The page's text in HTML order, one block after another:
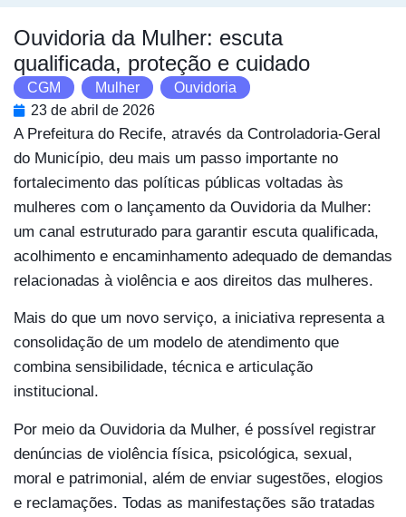
Ouvidoria da Mulher: escuta
qualificada, proteção e cuidado
CGM Mulher
Ouvidoria
23 de abril de 2026
A Prefeitura do Recife, através da Controladoria-Geral
do Município, deu mais um passo importante no
fortalecimento das políticas públicas voltadas às
mulheres com o lançamento da Ouvidoria da Mulher:
um canal estruturado para garantir escuta qualificada,
acolhimento e encaminhamento adequado de demandas
relacionadas à violência e aos direitos das mulheres.
Mais do que um novo serviço, a iniciativa representa a
consolidação de um modelo de atendimento que
combina sensibilidade, técnica e articulação
institucional.
Por meio da Ouvidoria da Mulher, é possível registrar
denúncias de violência física, psicológica, sexual,
moral e patrimonial, além de enviar sugestões, elogios
e reclamações. Todas as manifestações são tratadas